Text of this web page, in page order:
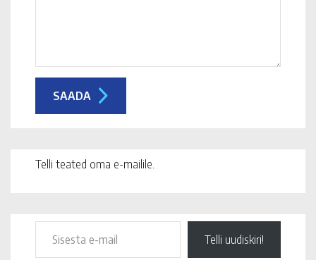
Telli teated oma e-mailile.
Telli uudiskiri!